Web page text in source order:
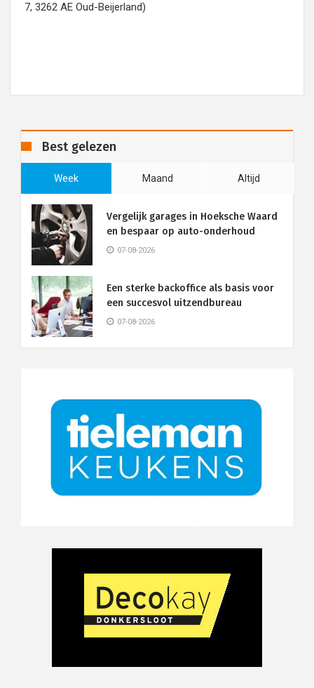
7, 3262 AE Oud-Beijerland)
Best gelezen
Week Maand Altijd
Vergelijk garages in Hoeksche Waard
en bespaar op auto-onderhoud
07-08-2026
Een sterke backoffice als basis voor
een succesvol uitzendbureau
07-08-2026